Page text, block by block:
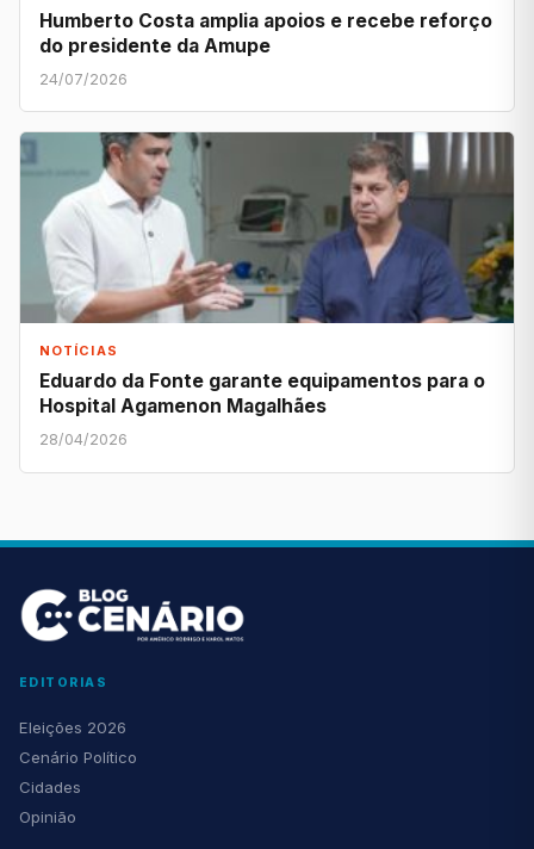
Humberto Costa amplia apoios e recebe reforço
do presidente da Amupe
24/07/2026
NOTÍCIAS
Eduardo da Fonte garante equipamentos para o
Hospital Agamenon Magalhães
28/04/2026
EDITORIAS
Eleições 2026
Cenário Político
Cidades
Opinião